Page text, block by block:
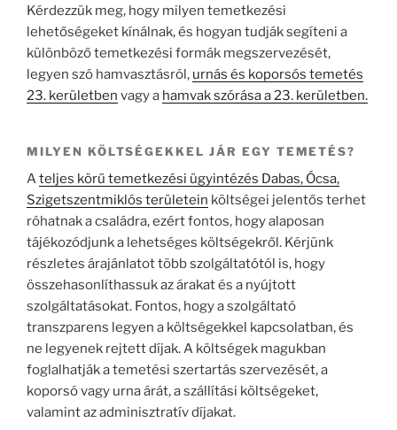
Kérdezzük meg, hogy milyen temetkezési
lehetőségeket kínálnak, és hogyan tudják segíteni a
különböző temetkezési formák megszervezését,
legyen szó hamvasztásról, urnás és koporsós temetés
23. kerületben vagy a hamvak szórása a 23. kerületben.
MILYEN KÖLTSÉGEKKEL JÁR EGY TEMETÉS?
A teljes körű temetkezési ügyintézés Dabas, Ócsa,
Szigetszentmiklós területein költségei jelentős terhet
róhatnak a családra, ezért fontos, hogy alaposan
tájékozódjunk a lehetséges költségekről. Kérjünk
részletes árajánlatot több szolgáltatótól is, hogy
összehasonlíthassuk az árakat és a nyújtott
szolgáltatásokat. Fontos, hogy a szolgáltató
transzparens legyen a költségekkel kapcsolatban, és
ne legyenek rejtett díjak. A költségek magukban
foglalhatják a temetési szertartás szervezését, a
koporsó vagy urna árát, a szállítási költségeket,
valamint az adminisztratív díjakat.